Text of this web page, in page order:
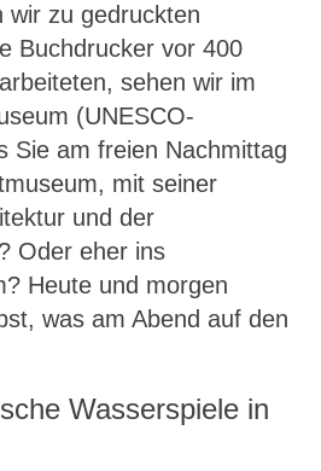
wir zu gedruckten
Buchdrucker vor 400
sehen wir im
(UNESCO-
Sie am freien Nachmittag
mit seiner
und der
Oder eher ins
Heute und morgen
was am Abend auf den
Wasserspiele in